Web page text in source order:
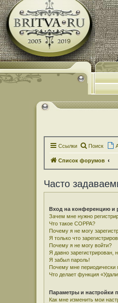
Ссылки Поиск
Список форумов
Часто
Вход на конференцию и
Зачем мне нужно
Что такое COPPA?
Почему я не могу
Я только что
Почему я не могу войти?
Я давно зарегистрирован,
Я забыл пароль!
Почему мне периодически
Что делает функция
Параметры и настройки
Как мне изменить мои